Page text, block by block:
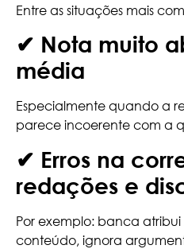
Entre as situações mais
✔ Nota muito
média
Especialmente quando a
parece incoerente com a
✔ Erros na
redações e
Por exemplo: banca
conteúdo, ignora